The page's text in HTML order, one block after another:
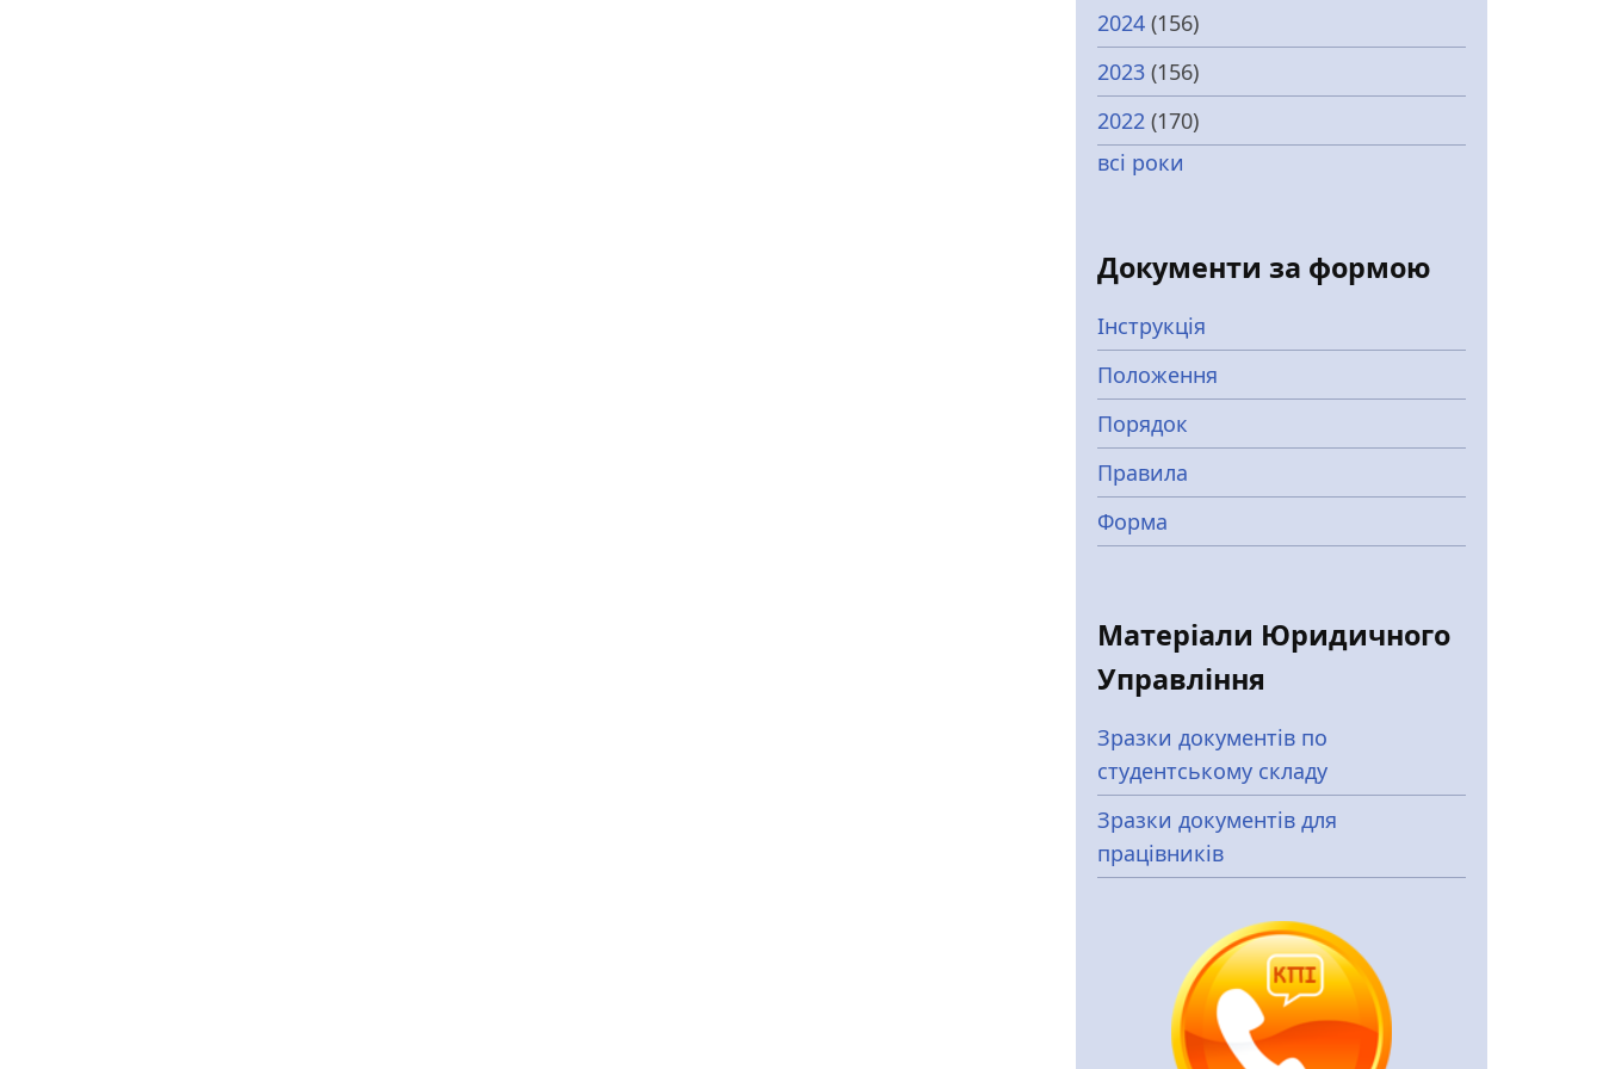
2024 (156)
2023 (156)
2022 (170)
всі роки
Документи за формою
Інструкція
Положення
Порядок
Правила
Форма
Матеріали Юридичного
Управління
Зразки документів по
студентському складу
Зразки документів для
працівників